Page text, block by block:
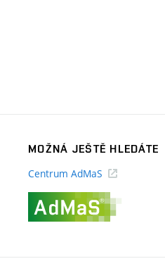
MOŽNÁ JEŠTĚ HLEDÁTE
Centrum AdMaS